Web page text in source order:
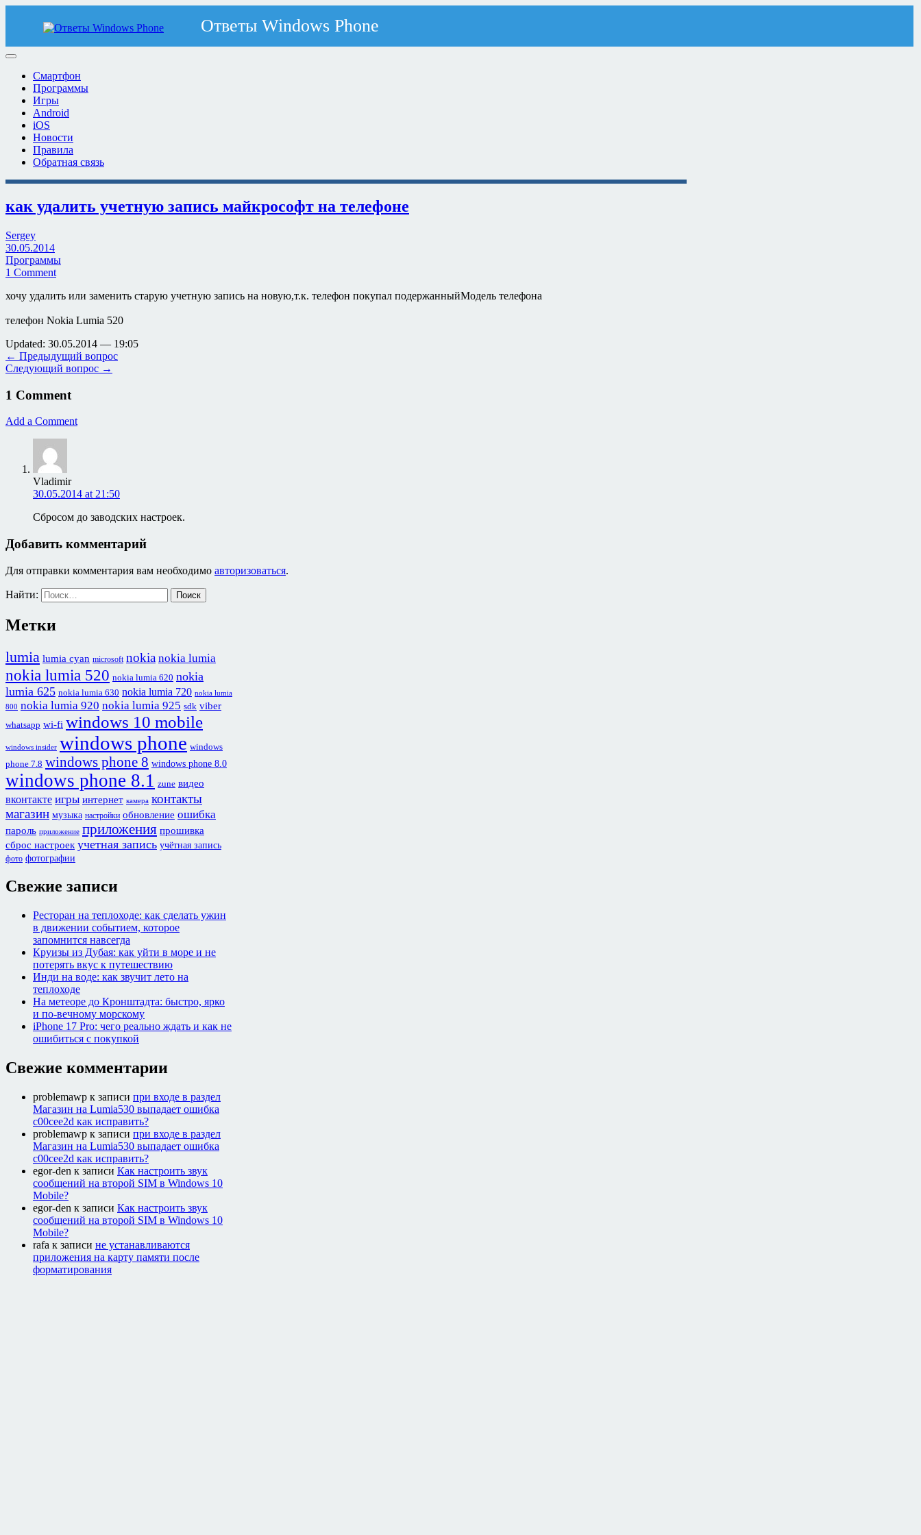
Смартфон
Программы
Игры
Android
iOS
Новости
Правила
Обратная связь
как удалить учетную запись майкрософт на телефоне
Sergey
30.05.2014
Программы
1 Comment
хочу удалить или заменить старую учетную запись на новую,т.к. телефон покупал подержанныйМодель телефона
телефон Nokia Lumia 520
Updated: 30.05.2014 — 19:05
← Предыдущий вопрос
Следующий вопрос →
1 Comment
Add a Comment
Vladimir
30.05.2014 at 21:50
Сбросом до заводских настроек.
Добавить комментарий
Для отправки комментария вам необходимо авторизоваться.
Найти:
Метки
lumia lumia cyan microsoft nokia nokia lumia
nokia lumia 520 nokia lumia 620 nokia
lumia 625 nokia lumia 630 nokia lumia 720 nokia lumia
800 nokia lumia 920 nokia lumia 925 sdk viber
whatsapp wi-fi windows 10 mobile
windows insider windows phone windows
phone 7.8 windows phone 8 windows phone 8.0
windows phone 8.1 zune видео
вконтакте игры интернет камера контакты
магазин музыка настройки обновление ошибка
пароль приложение приложения прошивка
сброс настроек учетная запись учётная запись
фото фотографии
Свежие записи
Ресторан на теплоходе: как сделать ужин
в движении событием, которое
запомнится навсегда
Круизы из Дубая: как уйти в море и не
потерять вкус к путешествию
Инди на воде: как звучит лето на
теплоходе
На метеоре до Кронштадта: быстро, ярко
и по-вечному морскому
iPhone 17 Pro: чего реально ждать и как не
ошибиться с покупкой
Свежие комментарии
problemawp к записи при входе в раздел
Магазин на Lumia530 выпадает ошибка
c00cee2d как исправить?
problemawp к записи при входе в раздел
Магазин на Lumia530 выпадает ошибка
c00cee2d как исправить?
egor-den к записи Как настроить звук
сообщений на второй SIM в Windows 10
Mobile?
egor-den к записи Как настроить звук
сообщений на второй SIM в Windows 10
Mobile?
rafa к записи не устанавливаются
приложения на карту памяти после
форматирования